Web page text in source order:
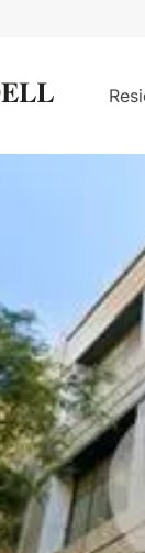
MERCADERS -